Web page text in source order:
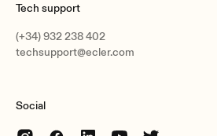
Tech support
(+34) 932 238 402
techsupport@ecler.com
Social